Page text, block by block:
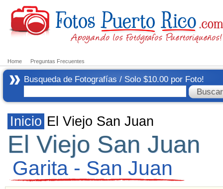
Home Preguntas Frecuentes
Busqueda de Fotografías / Solo $10.00 por Foto!
Inicio El Viejo San Juan
El Viejo San Juan
Garita - San Juan